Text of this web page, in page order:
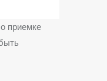
приемке